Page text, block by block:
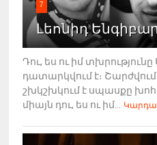
7
Լեոնիդ
Դու, ես ու իմ
դատարկվում է։
շխկշխկում է սպասքը
միայն դու, ես ու իմ...